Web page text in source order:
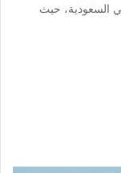
السعودية، حيث